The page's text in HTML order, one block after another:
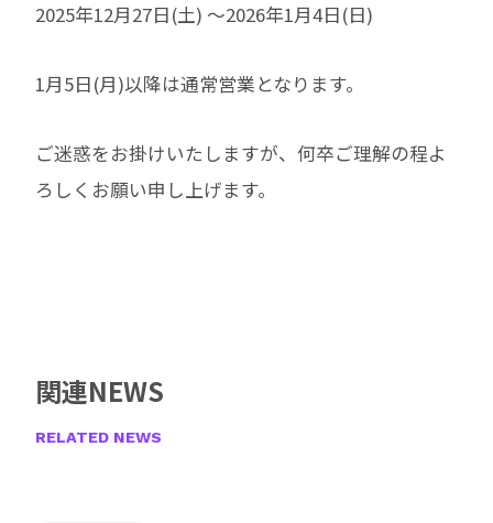
2025年12月27日(土) ～2026年1月4日(日)
1月5日(月)以降は通常営業となります。
ご迷惑をお掛けいたしますが、何卒ご理解の程よ
ろしくお願い申し上げます。
関連NEWS
RELATED NEWS